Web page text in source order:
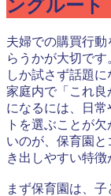
ングルート
夫婦での購買行
らうかが大切で
しか試さず話題
家庭内で「これ良
になるには、日
トを選ぶことが
いのが、保育園と
き出しやすい特徴
まず保育園は、